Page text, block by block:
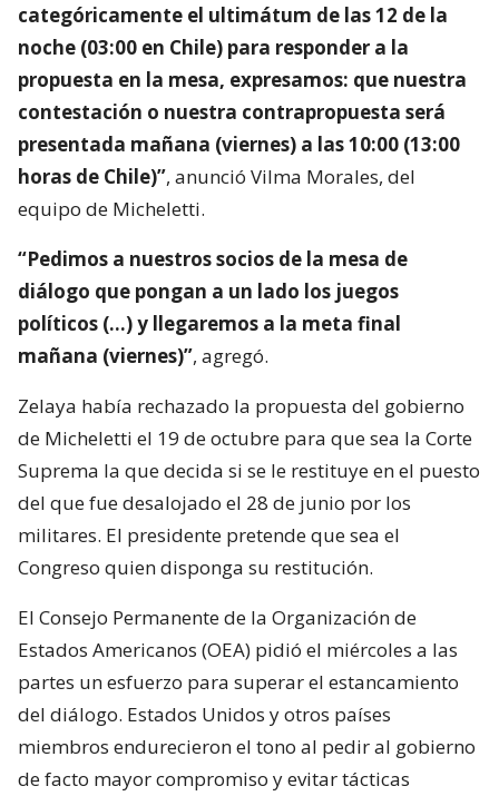
categóricamente el ultimátum de las 12 de la
noche (03:00 en Chile) para responder a la
propuesta en la mesa, expresamos: que nuestra
contestación o nuestra contrapropuesta será
presentada mañana (viernes) a las 10:00 (13:00
horas de Chile)”, anunció Vilma Morales, del
equipo de Micheletti.
“Pedimos a nuestros socios de la mesa de
diálogo que pongan a un lado los juegos
políticos (…) y llegaremos a la meta final
mañana (viernes)”, agregó.
Zelaya había rechazado la propuesta del gobierno
de Micheletti el 19 de octubre para que sea la Corte
Suprema la que decida si se le restituye en el puesto
del que fue desalojado el 28 de junio por los
militares. El presidente pretende que sea el
Congreso quien disponga su restitución.
El Consejo Permanente de la Organización de
Estados Americanos (OEA) pidió el miércoles a las
partes un esfuerzo para superar el estancamiento
del diálogo. Estados Unidos y otros países
miembros endurecieron el tono al pedir al gobierno
de facto mayor compromiso y evitar tácticas